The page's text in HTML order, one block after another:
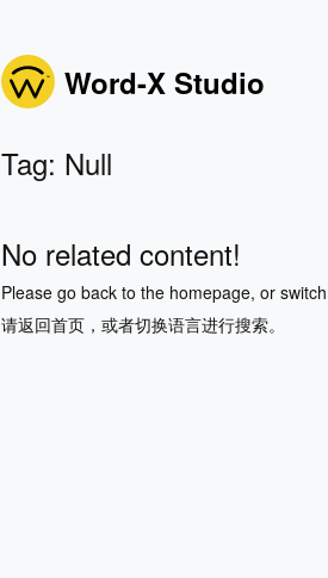
Word-X Studio
Tag: Null
No related content!
Please go back to the homepage, or
请返回首页，或者切换语言进行搜索。